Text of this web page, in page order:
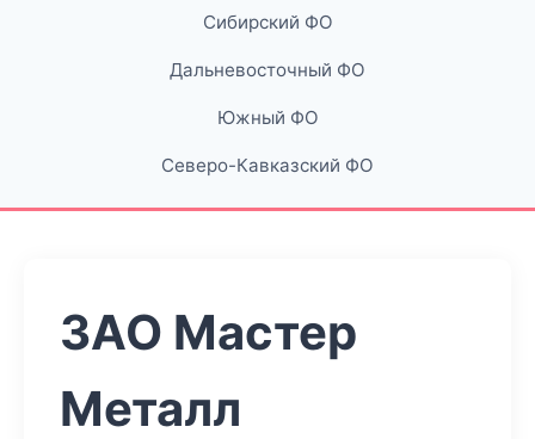
Сибирский ФО
Дальневосточный ФО
Южный ФО
Северо-Кавказский ФО
ЗАО Мастер
Металл